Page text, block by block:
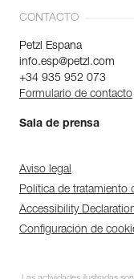
CONTACTO
Petzl Espana
info.esp@petzl.com
+34 935 952 073
Formulario de contacto
Sala de prensa
Aviso legal
Política de tratamiento
Accessibility
Configuración de